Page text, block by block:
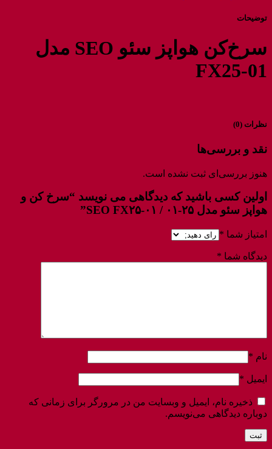
توضیحات
سرخ‌کن هواپز سئو SEO مدل
FX25-01
نظرات (0)
نقد و بررسی‌ها
هنوز بررسی‌ای ثبت نشده است.
اولین کسی باشید که دیدگاهی می نویسد “سرخ کن و
هواپز سئو مدل ۲۵-۰۱ / SEO FX۲۵-۰۱”
امتیاز شما *
دیدگاه شما *
نام *
ایمیل *
ذخیره نام، ایمیل و وبسایت من در مرورگر برای زمانی که
دوباره دیدگاهی می‌نویسم.